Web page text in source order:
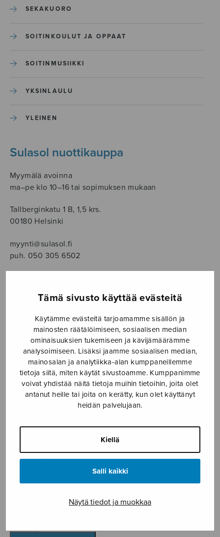
Tämä sivusto käyttää evästeitä
Käytämme evästeitä tarjoamamme sisällön ja
mainosten räätälöimiseen, sosiaalisen median
ominaisuuksien tukemiseen ja kävijämäärämme
analysoimiseen. Lisäksi jaamme sosiaalisen median,
mainosalan ja analytiikka-alan kumppaneillemme
tietoja siitä, miten käytät sivustoamme. Kumppanimme
voivat yhdistää näitä tietoja muihin tietoihin, joita olet
antanut heille tai joita on kerätty, kun olet käyttänyt
heidän palvelujaan.
Kiellä
Salli kaikki
Näytä tiedot ja muokkaa
SEKAKUORO
SOITINKOULUT JA OPPAAT
SOITINMUSIIKKI
YKSINLAULU
YLEINEN
Sulasol nuottikauppa
Myymälä avoinna
ma–pe klo 10–16 tai sopimuksen mukaan
Tallberginkatu 1 B, 1,5 krs.
00180 Helsinki
myynti@sulasol.fi
puh. 050 305 6502
NÄYTÄ KARTALLA
Etusivu › Nuottikauppa › Mieskuoro ›
Havis
Amanda
Havis Amanda
Amanda